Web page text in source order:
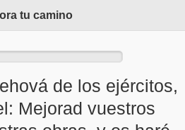
tu camino
de los ejércitos,
Mejorad vuestros